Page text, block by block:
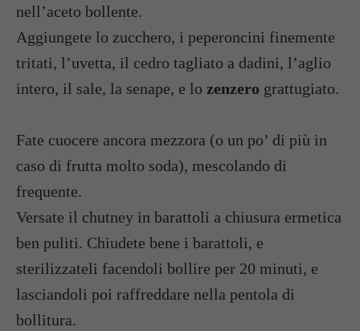
nell’aceto bollente.
Aggiungete lo zucchero, i peperoncini finemente
tritati, l’uvetta, il cedro tagliato a dadini, l’aglio
intero, il sale, la senape, e lo zenzero grattugiato.
Fate cuocere ancora mezzora (o un po’ di più in
caso di frutta molto soda), mescolando di
frequente.
Versate il chutney in barattoli a chiusura ermetica
ben puliti. Chiudete bene i barattoli, e
sterilizzateli facendoli bollire per 20 minuti, e
lasciandoli poi raffreddare nella pentola di
bollitura.